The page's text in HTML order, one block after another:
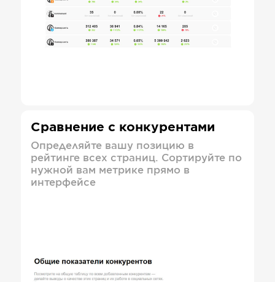
Сравнение с конкурентами
Определяйте вашу позицию в
рейтинге всех страниц. Сортируйте по
нужной вам метрике прямо в
интерфейсе